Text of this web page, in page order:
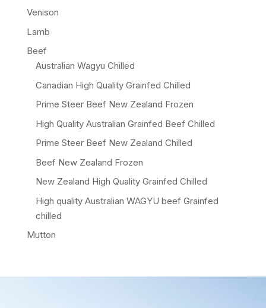
Venison
Lamb
Beef
Australian Wagyu Chilled
Canadian High Quality Grainfed Chilled
Prime Steer Beef New Zealand Frozen
High Quality Australian Grainfed Beef Chilled
Prime Steer Beef New Zealand Chilled
Beef New Zealand Frozen
New Zealand High Quality Grainfed Chilled
High quality Australian WAGYU beef Grainfed
chilled
Mutton